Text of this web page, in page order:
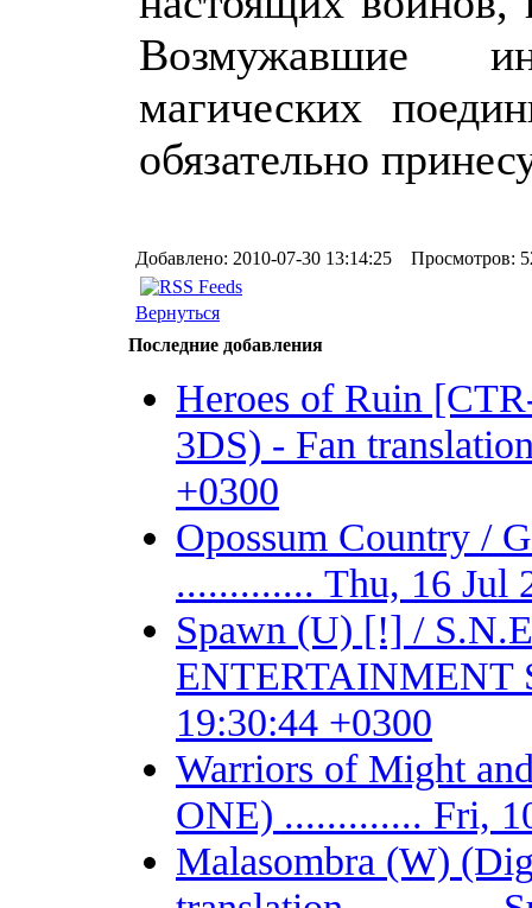
Возмужавшие
магических
обязательно
Добавлено: 2010-07-30 13:14:25 Просмотров:
Вернуться
Последние добавления
Heroes of Ruin
3DS) - Fan
+0300
Opossum Country /
............. Thu, 16 Jul
Spawn (U) [!] /
ENTERTAINMENT
19:30:44 +0300
Warriors of Might
ONE) ............. Fri,
Malasombra (W)